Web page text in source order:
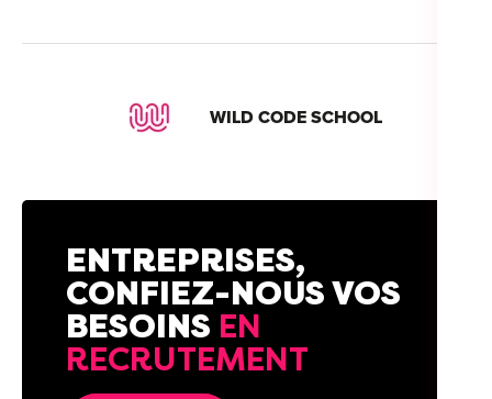
WILD CODE SCHOOL
ENTREPRISES,
CONFIEZ-NOUS VOS
BESOINS EN
RECRUTEMENT